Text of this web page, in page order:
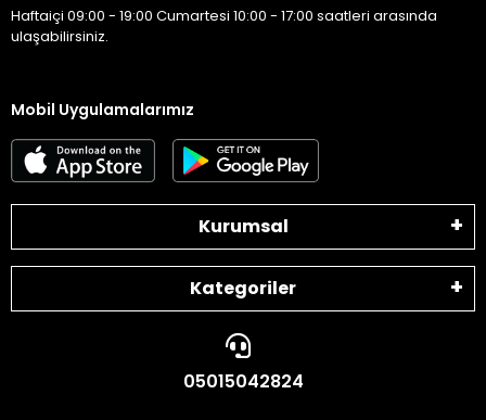
Haftaiçi 09:00 - 19:00 Cumartesi 10:00 - 17:00 saatleri arasında
ulaşabilirsiniz.
Mobil Uygulamalarımız
Kurumsal
Kategoriler
05015042824